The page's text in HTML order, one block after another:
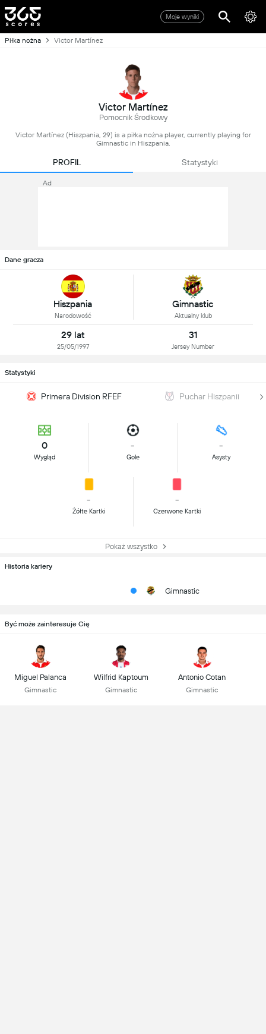
Moje wyniki
Piłka nożna Victor Martínez
Victor Martínez
Pomocnik Środkowy
Victor Martínez (Hiszpania, 29) is a piłka nożna player, currently playing for
Gimnastic in Hiszpania.
PROFIL Statystyki
Ad
Dane gracza
Hiszpania
Narodowość
Gimnastic
Aktualny klub
29 lat
25/05/1997
31
Jersey Number
Statystyki
Primera Division RFEF Puchar Hiszpanii
0
Wygląd
-
Gole
-
Asysty
-
Żółte Kartki
-
Czerwone Kartki
Pokaż wszystko
Historia kariery
Gimnastic
Być może zainteresuje Cię
Miguel Palanca
Gimnastic
Wilfrid Kaptoum
Gimnastic
Antonio Cotan
Gimnastic